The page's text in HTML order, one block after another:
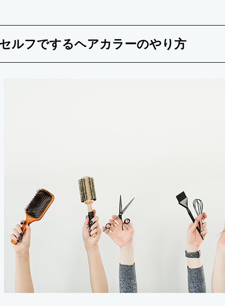
ルフでするヘアカラーのやり方